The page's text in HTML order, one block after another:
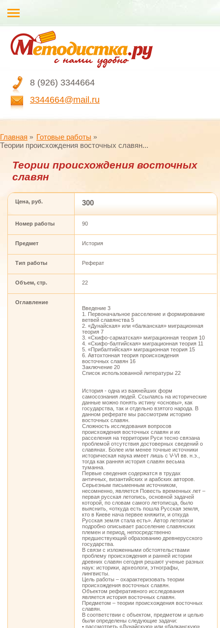
8 (926) 3344664
3344664@mail.ru
Главная
Готовые работы
Теории происхождения восточных славян...
Теории происхождения восточных
славян
Цена, руб. 300
Номер работы 90
Предмет История
Тип работы Реферат
Объем, стр. 22
Оглавление
Введение 3
1. Первоначальное расселение и формирование
ветвей славянства 5
2. «Дунайская» или «балканская» миграционная
теория 7
3. «Скифо-сарматская» миграционная теория 10
4. «Скифо-балтийская» миграционная теория 11
5. «Прибалтийская» миграционная теория 15
6. Автохтонная теория происхождения
восточных славян 16
Заключение 20
Список использованной литературы 22
История - одна из важнейших форм
самосознания людей. Ссылаясь на исторические
данные можно понять истину «основы», как
государства, так и отдельно взятого народа. В
данном реферате мы рассмотрим историю
восточных славян.
Сложность исследования вопросов
происхождения восточных славян и их
расселения на территории Руси тесно связана
проблемой отсутствия достоверных сведений о
славянах. Более или менее точные источники
историческая наука имеет лишь с V-VI вв. н.э.,
тогда как ранняя история славян весьма
туманна.
Первые сведения содержатся в трудах
античных, византийских и арабских авторов.
Серьезным письменным источником,
несомненно, является Повесть временных лет –
первая русская летопись, основной задачей
которой, по словам самого летописца, было
выяснить, «откуда есть пошла Русская земля,
кто в Киеве нача первее княжити, и откуда
Русская земля стала есть». Автор летописи
подробно описывает расселение славянских
племен и период, непосредственно
предшествующий образованию древнерусского
государства.
В связи с изложенными обстоятельствами
проблему происхождения и ранней истории
древних славян сегодня решают ученые разных
наук: историки, археологи, этнографы,
лингвисты.
Цель работы – охарактеризовать теории
происхождения восточных славян.
Объектом реферативного исследования
является история восточных славян.
Предметом – теории происхождения восточных
славян.
В соответствии с объектом, предметом и целью
были определены следующие задачи:
• рассмотреть «Дунайскую» или «балканскую»